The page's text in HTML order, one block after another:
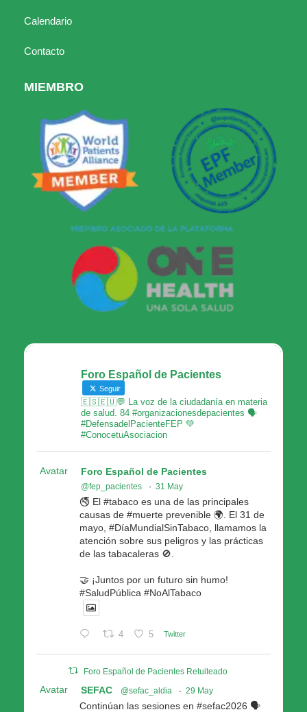
Calendario
Contacto
MIEMBRO
Foro Español de Pacientes
Seguir
🇪🇸🇪🇺💬 La voz de la ciudadanía en materia
de salud. 84 #organizacionesdepacientes 🗣
#DefensadelPacienteFEP 💚
#ConocetuAsociacion
Avatar Foro Español de Pacientes
@fep_pacientes · 31 May
🚭 El #tabaco es una de las principales
causas de #muerte prevenible 🌍. El 31 de
mayo, #DíaMundialSinTabaco, llamamos la
atención sobre sus peligros y las prácticas
de las tabacaleras 🚫.
🤝 ¡Juntos por un futuro sin humo!
#SaludPública #NoAlTabaco
4 5 Twitter
Foro Español de Pacientes Retuiteado
Avatar SEFAC @sefac_aldia · 29 May
Continúan las sesiones en #sefac2026 🗣️